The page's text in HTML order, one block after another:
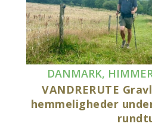
DANMARK,
VANDRERUTE
hemmeligheder